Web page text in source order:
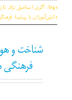
Tags: آگری اسناعیل نژاد,
دانش‌آموزان با پیشینۀ
شناخت و
فرهنگی